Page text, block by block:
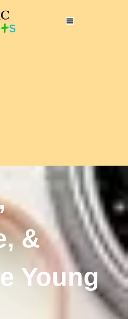
&
Young